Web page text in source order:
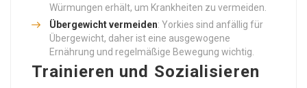
Würmungen erhält, um Krankheiten zu vermeiden.
Übergewicht vermeiden: Yorkies sind anfällig für
Übergewicht, daher ist eine ausgewogene
Ernährung und regelmäßige Bewegung wichtig.
Trainieren und Sozialisieren